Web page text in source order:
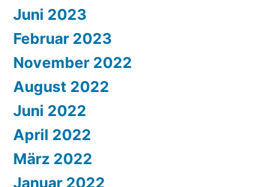
Juni 2023
Februar 2023
November 2022
August 2022
Juni 2022
April 2022
März 2022
Januar 2022